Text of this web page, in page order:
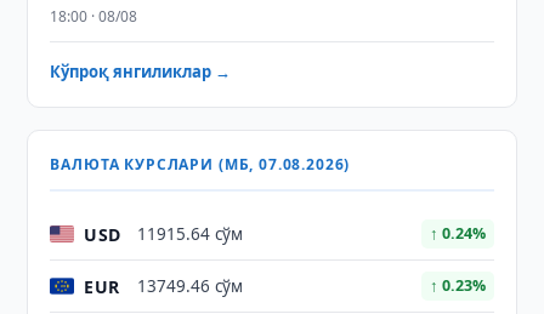
18:00 · 08/08
Кўпроқ янгиликлар →
ВАЛЮТА КУРСЛАРИ (МБ, 07.08.2026)
USD 11915.64 сўм ↑ 0.24%
EUR 13749.46 сўм ↑ 0.23%